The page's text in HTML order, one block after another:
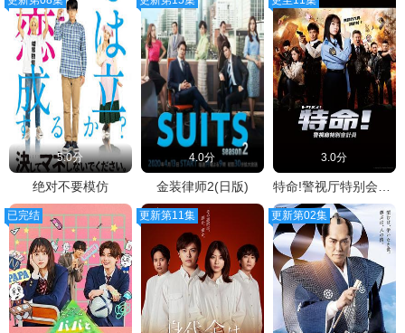
5.0分
绝对不要模仿
4.0分
金装律师2(日版)
3.0分
已完结 更新第11集 更新第02集